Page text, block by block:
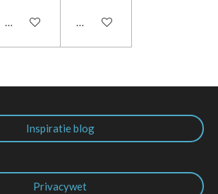
In winkelwagenIn winkelwagen
Inspiratie blog
Privacywet